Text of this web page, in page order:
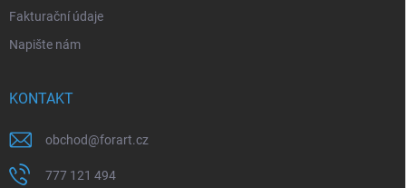
Fakturační údaje
Napište nám
KONTAKT
obchod@forart.cz
777 121 494